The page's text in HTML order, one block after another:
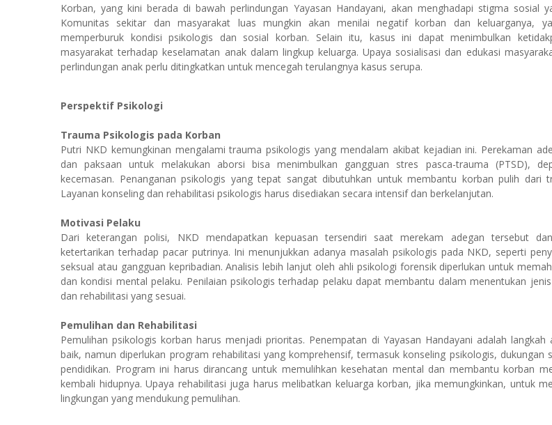
Korban, yang kini berada di bawah perlindungan Yayasan Handayani, akan menghadapi stigma sosial
Komunitas sekitar dan masyarakat luas mungkin akan menilai negatif korban dan keluarganya,
memperburuk kondisi psikologis dan sosial korban. Selain itu, kasus ini dapat menimbulkan
masyarakat terhadap keselamatan anak dalam lingkup keluarga. Upaya sosialisasi dan edukasi
perlindungan anak perlu ditingkatkan untuk mencegah terulangnya kasus serupa.
Perspektif Psikologi
Trauma Psikologis pada Korban
Putri NKD kemungkinan mengalami trauma psikologis yang mendalam akibat kejadian ini. Perekaman
dan paksaan untuk melakukan aborsi bisa menimbulkan gangguan stres pasca-trauma (PTSD),
kecemasan. Penanganan psikologis yang tepat sangat dibutuhkan untuk membantu korban pulih dari
Layanan konseling dan rehabilitasi psikologis harus disediakan secara intensif dan berkelanjutan.
Motivasi Pelaku
Dari keterangan polisi, NKD mendapatkan kepuasan tersendiri saat merekam adegan tersebut
ketertarikan terhadap pacar putrinya. Ini menunjukkan adanya masalah psikologis pada NKD, seperti
seksual atau gangguan kepribadian. Analisis lebih lanjut oleh ahli psikologi forensik diperlukan untuk
dan kondisi mental pelaku. Penilaian psikologis terhadap pelaku dapat membantu dalam menentukan
dan rehabilitasi yang sesuai.
Pemulihan dan Rehabilitasi
Pemulihan psikologis korban harus menjadi prioritas. Penempatan di Yayasan Handayani adalah langkah
baik, namun diperlukan program rehabilitasi yang komprehensif, termasuk konseling psikologis, dukungan
pendidikan. Program ini harus dirancang untuk memulihkan kesehatan mental dan membantu korban
kembali hidupnya. Upaya rehabilitasi juga harus melibatkan keluarga korban, jika memungkinkan, untuk
lingkungan yang mendukung pemulihan.